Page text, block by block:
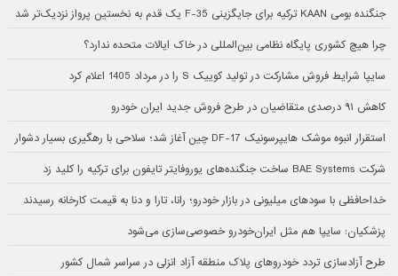
جنگنده بومی KAAN ترکیه برای جایگزینی F-35 یک قدم به نخستین پرواز نزدیک‌تر شد
چرا هیچ کشوری پایگاه نظامی بین‌المللی در خاک ایالات متحده ندارد؟
سایپا شرایط فروش مشارکت در تولید کوییک S را در مرداد 1405 اعلام کرد
کاهش ۹۱ درصدی متقاضیان در طرح فروش جدید ایران خودرو
استقرار انبوه موشک هایپرسونیک DF-17 چین آغاز شد؛ سلاحی با رهگیری بسیار دشوار
شرکت BAE Systems ساخت جنگنده‌های یوروفایتر تایفون برای ترکیه را کلید زد
خداحافظی با سودهای میلیونی در بازار خودرو؛ رانا، تارا و دنا به قیمت کارخانه رسیدند
پزشکیان: سایپا هم مثل ایران‌خودرو خصوصی‌سازی می‌شود
طرح آزادسازی تردد خودروهای پلاک منطقه آزاد انزلی در سراسر شمال کشور